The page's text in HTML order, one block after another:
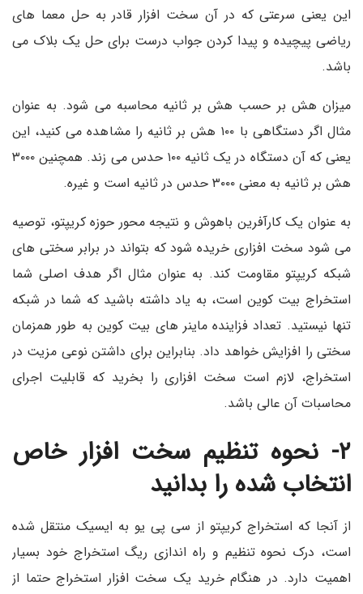
این یعنی سرعتی که در آن سخت افزار قادر به حل معما های
ریاضی پیچیده و پیدا کردن جواب درست برای حل یک بلاک می
باشد.
میزان هش بر حسب هش بر ثانیه محاسبه می شود. به عنوان
مثال اگر دستگاهی با ۱۰۰ هش بر ثانیه را مشاهده می کنید، این
یعنی که آن دستگاه در یک ثانیه ۱۰۰ حدس می زند. همچنین ۳۰۰۰
هش بر ثانیه به معنی ۳۰۰۰ حدس در ثانیه است و غیره.
به عنوان یک کارآفرین باهوش و نتیجه محور حوزه کریپتو، توصیه
می شود سخت افزاری خریده شود که بتواند در برابر سختی های
شبکه کریپتو مقاومت کند. به عنوان مثال اگر هدف اصلی شما
استخراج بیت کوین است، به یاد داشته باشید که شما در شبکه
تنها نیستید. تعداد فزاینده ماینر های بیت کوین به طور همزمان
سختی را افزایش خواهد داد. بنابراین برای داشتن نوعی مزیت در
استخراج، لازم است سخت افزاری را بخرید که قابلیت اجرای
محاسبات آن عالی باشد.
۲- نحوه تنظیم سخت افزار خاص
انتخاب شده را بدانید
از آنجا که استخراج کریپتو از سی پی یو به ایسیک منتقل شده
است، درک نحوه تنظیم و راه اندازی ریگ استخراج خود بسیار
اهمیت دارد. در هنگام خرید یک سخت افزار استخراج حتما از